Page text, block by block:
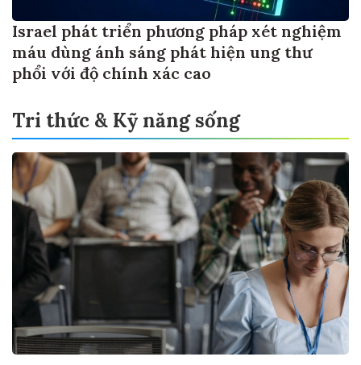
Israel phát triển phương pháp xét nghiệm
máu dùng ánh sáng phát hiện ung thư
phổi với độ chính xác cao
Tri thức & Kỹ năng sống